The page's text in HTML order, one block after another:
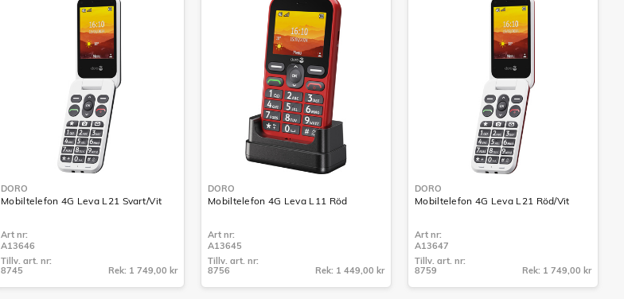
DORO
Mobiltelefon 4G Leva L21 Svart/Vit
Art nr:
A13646
8745
Tillv. art. nr:
8745
Rek: 1 749,00 kr
DORO
Mobiltelefon 4G Leva L11 Röd
Art nr:
A13645
8756
Tillv. art. nr:
8756
Rek: 1 449,00 kr
DORO
Mobiltelefon 4G Leva L21 Röd/Vit
Art nr:
A13647
8759
Tillv. art. nr:
8759
Rek: 1 749,00 kr